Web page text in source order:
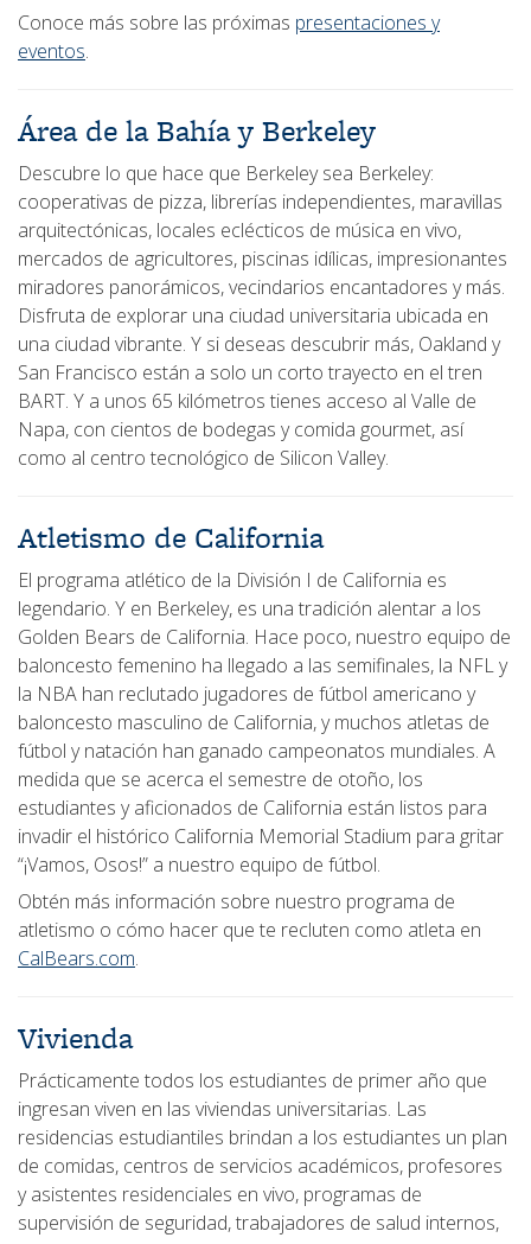
Conoce más sobre las próximas presentaciones y
eventos.
Área de la Bahía y Berkeley
Descubre lo que hace que Berkeley sea Berkeley:
cooperativas de pizza, librerías independientes, maravillas
arquitectónicas, locales eclécticos de música en vivo,
mercados de agricultores, piscinas idílicas, impresionantes
miradores panorámicos, vecindarios encantadores y más.
Disfruta de explorar una ciudad universitaria ubicada en
una ciudad vibrante. Y si deseas descubrir más, Oakland y
San Francisco están a solo un corto trayecto en el tren
BART. Y a unos 65 kilómetros tienes acceso al Valle de
Napa, con cientos de bodegas y comida gourmet, así
como al centro tecnológico de Silicon Valley.
Atletismo de California
El programa atlético de la División I de California es
legendario. Y en Berkeley, es una tradición alentar a los
Golden Bears de California. Hace poco, nuestro equipo de
baloncesto femenino ha llegado a las semifinales, la NFL y
la NBA han reclutado jugadores de fútbol americano y
baloncesto masculino de California, y muchos atletas de
fútbol y natación han ganado campeonatos mundiales. A
medida que se acerca el semestre de otoño, los
estudiantes y aficionados de California están listos para
invadir el histórico California Memorial Stadium para gritar
“¡Vamos, Osos!” a nuestro equipo de fútbol.
Obtén más información sobre nuestro programa de
atletismo o cómo hacer que te recluten como atleta en
CalBears.com.
Vivienda
Prácticamente todos los estudiantes de primer año que
ingresan viven en las viviendas universitarias. Las
residencias estudiantiles brindan a los estudiantes un plan
de comidas, centros de servicios académicos, profesores
y asistentes residenciales en vivo, programas de
supervisión de seguridad, trabajadores de salud internos,